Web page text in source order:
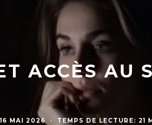
ACCÈS AU
16 MAI 2026 · TEMPS DE LECTURE: 21